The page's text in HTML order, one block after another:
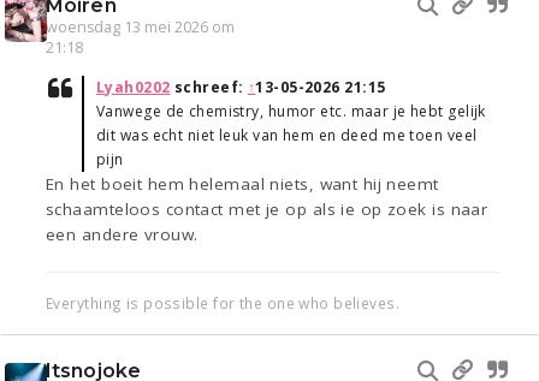
Moiren
woensdag 13 mei 2026 om
21:18
Lyah0202 schreef: ↑13-05-2026 21:15
Vanwege de chemistry, humor etc. maar je hebt gelijk
dit was echt niet leuk van hem en deed me toen veel
pijn
En het boeit hem helemaal niets, want hij neemt
schaamteloos contact met je op als ie op zoek is naar
een andere vrouw.
Everything is possible for the one who believes.
Itsnojoke